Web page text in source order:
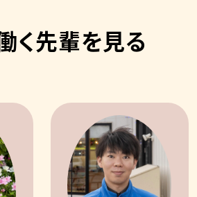
く先輩を見る